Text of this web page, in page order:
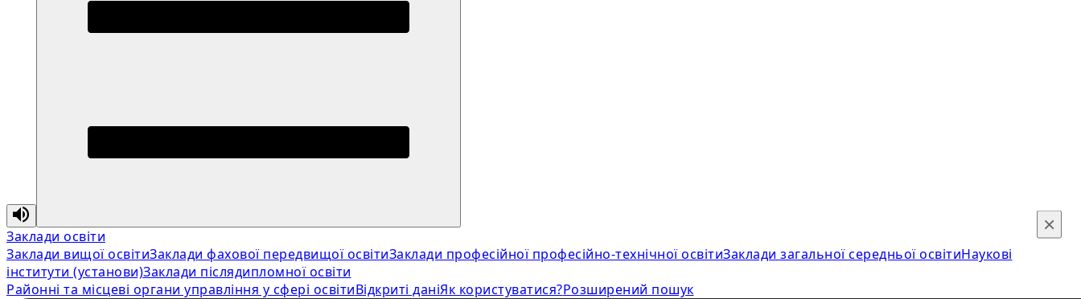
Заклади освіти
Заклади вищої освітиЗаклади фахової передвищої освітиЗаклади професійної професійно-технічної освітиЗаклади загальної середньої освітиНаукові
інститути (установи)Заклади післядипломної освіти
Районні та місцеві органи управління у сфері освітиВідкриті даніЯк користуватися?Розширений пошук
×